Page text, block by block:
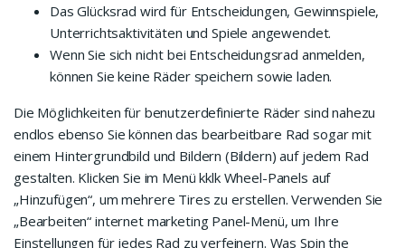
Das Glücksrad wird für Entscheidungen, Gewinnspiele,
Unterrichtsaktivitäten und Spiele angewendet.
Wenn Sie sich nicht bei Entscheidungsrad anmelden,
können Sie keine Räder speichern sowie laden.
Die Möglichkeiten für benutzerdefinierte Räder sind nahezu
endlos ebenso Sie können das bearbeitbare Rad sogar mit
einem Hintergrundbild und Bildern (Bildern) auf jedem Rad
gestalten. Klicken Sie im Menü kklk Wheel-Panels auf
„Hinzufügen“, um mehrere Tires zu erstellen. Verwenden Sie
„Bearbeiten“ internet marketing Panel-Menü, um Ihre
Einstellungen für jedes Rad zu verfeinern. Was Spin the